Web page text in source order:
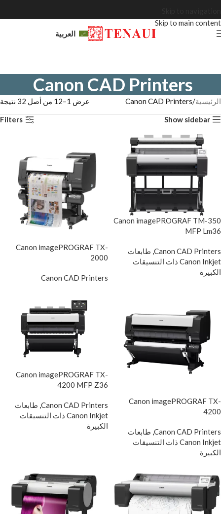
Skip to main content
العربية
Canon CAD Printers
الرئيسية Canon CAD Printers عرض 1–12 من أصل 32 نتيجة
Show sidebar
Filters
Canon imagePROGRAF TM-350
MFP Lm36
Canon CAD Printers طابعات
Canon Inkjet ذات التنسيقات
الكبيرة
Canon imagePROGRAF TX-
2000
Canon CAD Printers
Canon imagePROGRAF TX-
4200
Canon CAD Printers
, طابعات
Canon Inkjet ذات التنسيقات
الكبيرة
Canon imagePROGRAF TX-
4200 MFP Z36
Canon CAD Printers طابعات
Canon Inkjet ذات التنسيقات
الكبيرة